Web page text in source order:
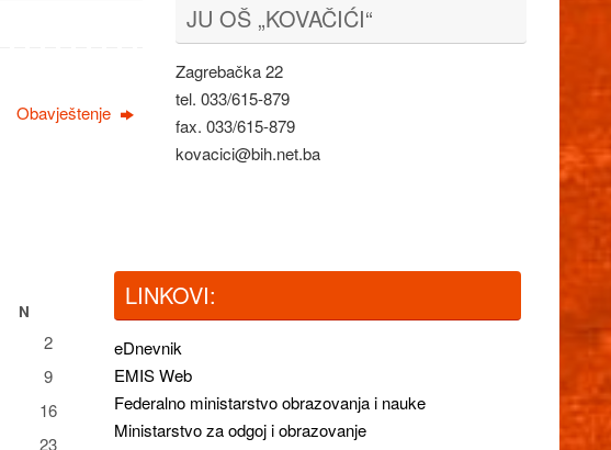
Obavještenje
JU OŠ „KOVAČIĆI“
Zagrebačka 22
tel. 033/615-879
fax. 033/615-879
kovacici@bih.net.ba
N
2
9
16
23
LINKOVI:
eDnevnik
EMIS Web
Federalno ministarstvo obrazovanja i nauke
Ministarstvo za odgoj i obrazovanje